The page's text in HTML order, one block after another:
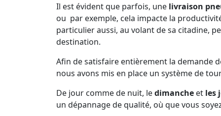
Il est évident que parfois, une livraison
ou par exemple, cela impacte la
particulier aussi, au volant de sa citadine,
destination.
Afin de satisfaire entièrement la demande
nous avons mis en place un système de
De jour comme de nuit, ledimanche et les
un dépannage de qualité, où que vous